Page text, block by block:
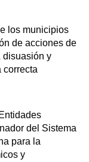
los municipios
de acciones de
disuasión y
correcta
Entidades
del Sistema
para la
y